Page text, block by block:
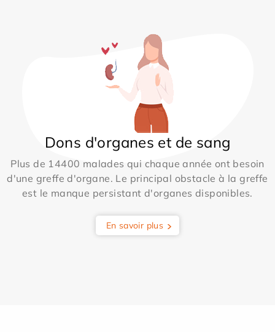
Dons d'organes et de sang
Plus de 14400 malades qui chaque année ont besoin
d'une greffe d'organe. Le principal obstacle à la greffe
est le manque persistant d'organes disponibles.
En savoir plus